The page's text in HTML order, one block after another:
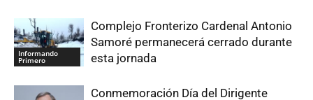
Informando
Primero
Complejo Fronterizo Cardenal Antonio
Samoré permanecerá cerrado durante
esta jornada
Conmemoración Día del Dirigente